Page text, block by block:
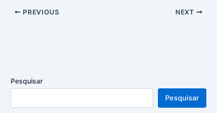
PREVIOUS NEXT
Pesquisar
Pesquisar